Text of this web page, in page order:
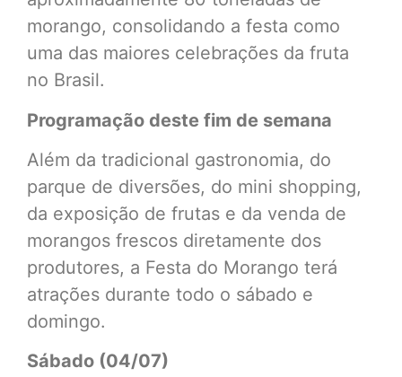
morango, consolidando a festa como
uma das maiores celebrações da fruta
no Brasil.
Programação deste fim de semana
Além da tradicional gastronomia, do
parque de diversões, do mini shopping,
da exposição de frutas e da venda de
morangos frescos diretamente dos
produtores, a Festa do Morango terá
atrações durante todo o sábado e
domingo.
Sábado (04/07)